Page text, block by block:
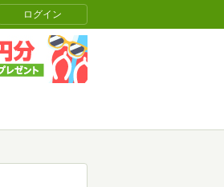
ログイン